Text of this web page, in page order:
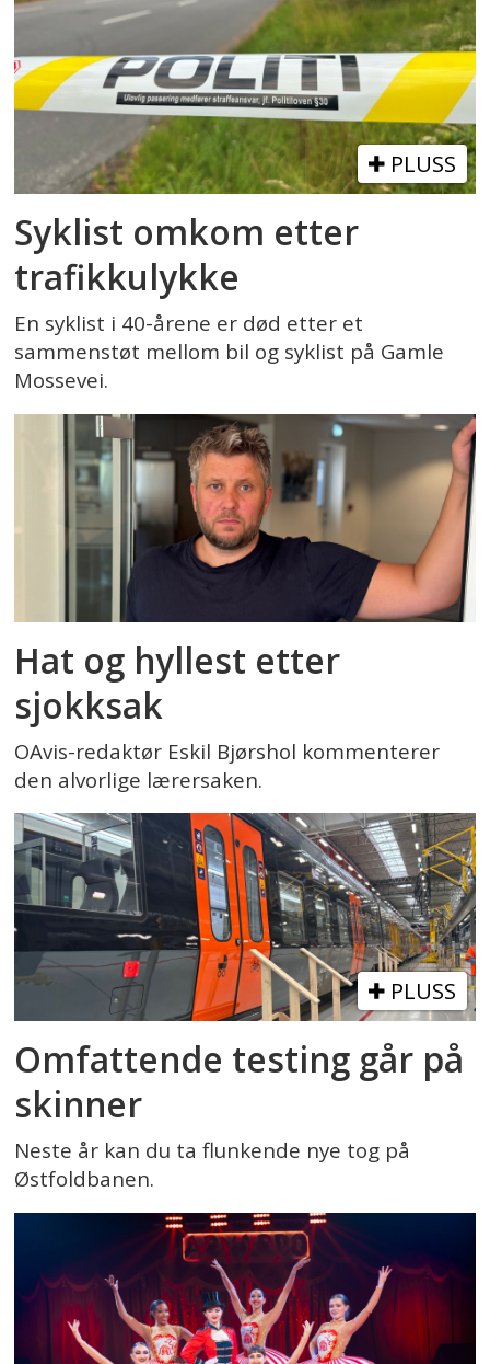
PLUSS
Syklist omkom etter
trafikkulykke
En syklist i 40-årene er død etter et
sammenstøt mellom bil og syklist på Gamle
Mossevei.
Hat og hyllest etter
sjokksak
OAvis-redaktør Eskil Bjørshol kommenterer
den alvorlige lærersaken.
PLUSS
Omfattende testing går på
skinner
Neste år kan du ta flunkende nye tog på
Østfoldbanen.